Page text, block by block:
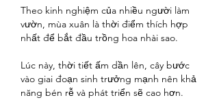
Theo kinh nghiệm của nhiều người làm
vườn, mùa xuân là thời điểm thích hợp
nhất để bắt đầu trồng hoa nhài sao.
Lúc này, thời tiết ấm dần lên, cây bước
vào giai đoạn sinh trưởng mạnh nên khả
năng bén rễ và phát triển sẽ cao hơn.